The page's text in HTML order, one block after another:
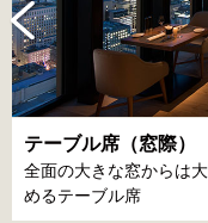
テーブル席（窓際）
全面の大きな窓からは
めるテーブル席